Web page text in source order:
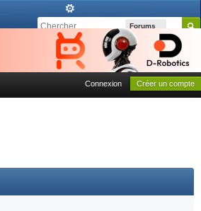
Forums
Connexion Créer un compte